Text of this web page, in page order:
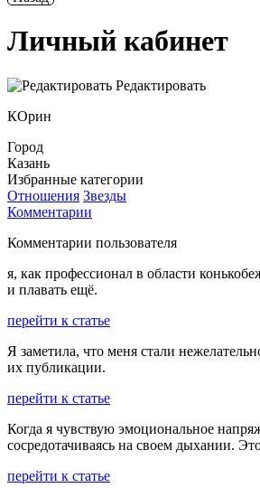
Личный кабинет
Редактировать
КОрин
Город
Казань
Избранные категории
Отношения Звезды
Комментарии
Комментарии пользователя
я, как профессионал в области
и плавать ещё.
перейти к статье
Я заметила, что меня стали
их публикации.
перейти к статье
Когда я чувствую эмоциональное
сосредотачиваясь на своем дыхании.
перейти к статье